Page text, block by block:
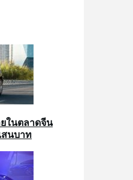
ในตลาดจีน
สนบาท